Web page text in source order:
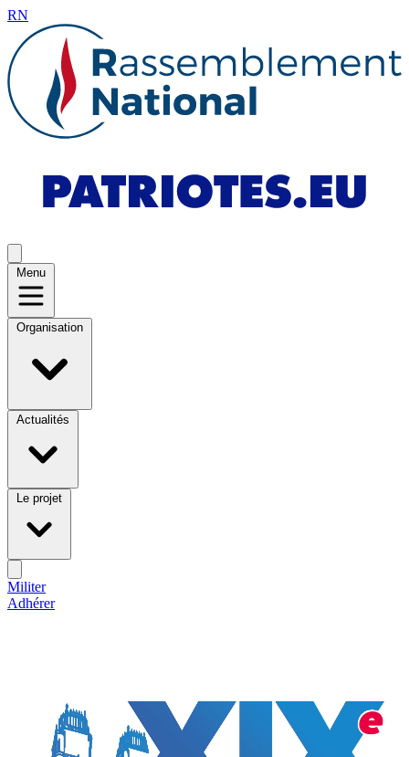
RN
Menu
Organisation
Actualités
Le projet
Militer
Adhérer